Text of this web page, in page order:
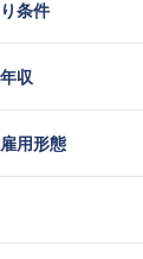
条件
収
用形態